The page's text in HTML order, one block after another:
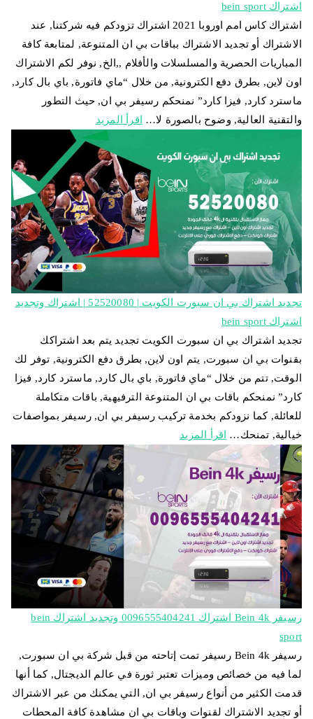
اشتراك bein sport
اشتراك كاس امم اوروبا 2021 اشتراك تزودكم فيه شركتنا, عند
الاشتراك أو تجديد الاشتراك بباقات بي ان المتنوعة, لمتابعة كافة
المباريات الحصرية والمسلسلات والأفلام ,,الخ, نوفر لكم الاشتراك
اون لاين, بطرق دفع الكترونية, من خلال “ماي فاتورة, باي بال كارد,
ماسترد كارد, فيزا كارد” نمنحكم رسيفر بي ان, حيث التطور
والتقنية العالية, وضوح بالصورة لا…
اقرأ المزيد
تجديد اشتراك بي ان سبورت الكويت | 52520080 | اشتراك وتجديد
اشتراك bein sport
تجديد اشتراك بي ان سبورت الكويت تجديد يتم بعد اشتراكك
بقنوات بي ان سبورت, يتم اون لاين, بطرق دفع الكترونية, توفر لك
الوقت, تتم من خلال “ماي فاتورة, باي بال كارد, ماسترد كارد, فيزا
كارد” نمنحكم باقات بي ان المتنوعة الترفيهية, باقات متكاملة
للعائلة, كما نزودكم بخدمة تركيب رسيفر بي ان, رسيفر بمواصفات
خيالية, تمنحك…
اقرأ المزيد
رسيفر Bein 4k اشتراك 0096555404241 وتجديد اشتراك bein
sport
رسيفر Bein 4k رسيفر تمت إتاحته من قبل شركة بي ان سبورت,
لما فيه من خصائص وميزات تعتبر ثورة في عالم الديجتال, كما أنها
قدمت الكثير من أنواع رسيفر بي ان, التي يمكنك من عبر الاشتراك
أو تجديد الاشتراك لقنوات وباقات بي ان مشاهدة كافة المحطات